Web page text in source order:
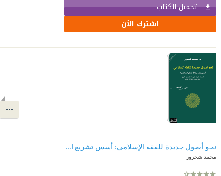
تحميل الكتاب
اشترك الآن
نحو أصول جديدة للفقه الإسلامي: أسس تشريع الأحوال الشخصية
محمد شحرور